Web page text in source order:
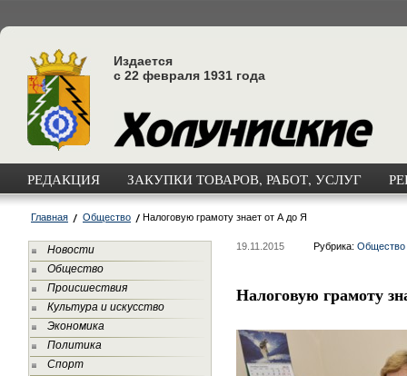
Издается
с 22 февраля 1931 года
РЕДАКЦИЯ ЗАКУПКИ ТОВАРОВ, РАБОТ, УСЛУГ
Главная Общество Налоговую грамоту знает от А до Я
Новости
Общество
Происшествия
Культура и искусство
Экономика
Политика
Спорт
19.11.2015 Рубрика: Общество
Налоговую грамоту